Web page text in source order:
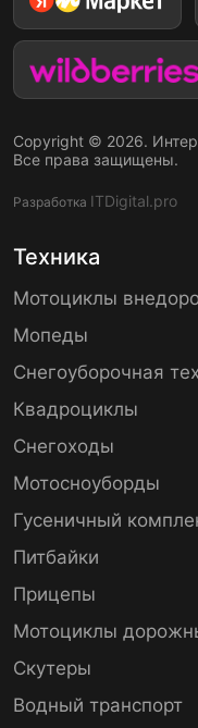
Copyright © 2026.
Все права защищены.
Разработка ITDigital.pro
Техника
Мотоциклы
Мопеды
Снегоуборочная
Квадроциклы
Снегоходы
Мотосноуборды
Гусеничный
Питбайки
Прицепы
Мотоциклы
Скутеры
Водный транспорт